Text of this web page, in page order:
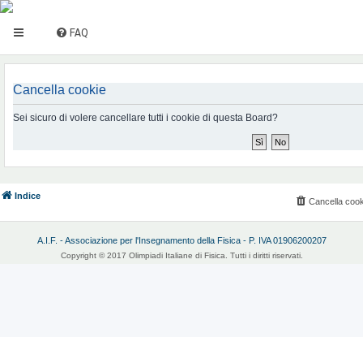
FAQ
Cancella cookie
Sei sicuro di volere cancellare tutti i cookie di questa Board?
Indice
Cancella
A.I.F. - Associazione per l'Insegnamento della Fisica - P. IVA 01906200207
Copyright © 2017 Olimpiadi Italiane di Fisica. Tutti i diritti riservati.